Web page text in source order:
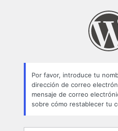
Por favor, introduce tu
dirección de correo
mensaje de correo
sobre cómo restablecer tu